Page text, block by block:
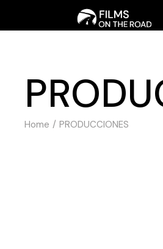
Home PRODUCCIONES